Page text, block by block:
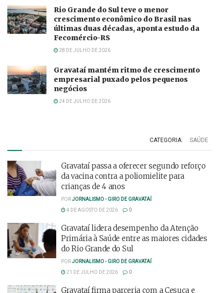
Rio Grande do Sul teve o menor
crescimento econômico do Brasil nas
últimas duas décadas, aponta estudo da
Fecomércio-RS
28 DE JULHO DE 2026
Gravataí mantém ritmo de crescimento
empresarial puxado pelos pequenos
negócios
24 DE JULHO DE 2026
CATEGORIA: SAÚDE
Gravataí passa a oferecer segundo reforço
da vacina contra a poliomielite para
crianças de 4 anos
PORJORNALISMO - GIRO DE GRAVATAÍ
4 DE AGOSTO DE 2026
0
Gravataí lidera desempenho da Atenção
Primária à Saúde entre as maiores cidades
do Rio Grande do Sul
PORJORNALISMO - GIRO DE GRAVATAÍ
21 DE JULHO DE 2026
0
Gravataí firma parceria com a Cesuca e